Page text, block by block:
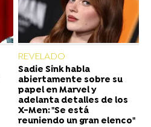
REVELADO
Sadie Sink habla
abiertamente sobre su
papel en Marvel y
adelanta detalles de los
X-Men: "Se está
reuniendo un gran elenco"